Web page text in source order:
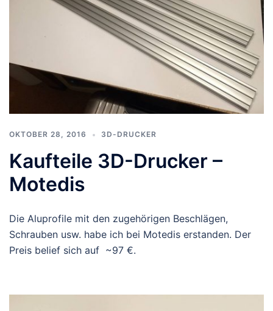
OKTOBER 28, 2016 3D-DRUCKER
Kaufteile 3D-Drucker –
Motedis
Die Aluprofile mit den zugehörigen Beschlägen,
Schrauben usw. habe ich bei Motedis erstanden. Der
Preis belief sich auf ~97 €.